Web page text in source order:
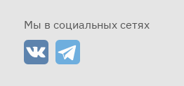
Мы в социальных сетях